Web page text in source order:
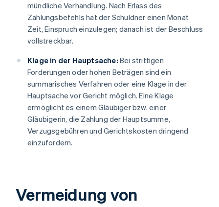
mündliche Verhandlung. Nach Erlass des
Zahlungsbefehls hat der Schuldner einen Monat
Zeit, Einspruch einzulegen; danach ist der Beschluss
vollstreckbar.
Klage in der Hauptsache: Bei strittigen
Forderungen oder hohen Beträgen sind ein
summarisches Verfahren oder eine Klage in der
Hauptsache vor Gericht möglich. Eine Klage
ermöglicht es einem Gläubiger bzw. einer
Gläubigerin, die Zahlung der Hauptsumme,
Verzugsgebühren und Gerichtskosten dringend
einzufordern.
Vermeidung von